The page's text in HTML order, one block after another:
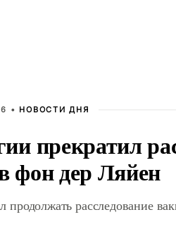
• НОВОСТИ ДНЯ
прекратил
фон дер Ляйен
продолжать расследование